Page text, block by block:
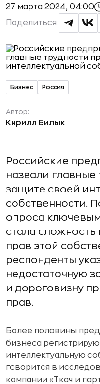
27 марта 2024, 04:00
Поделиться:
Бизнес Россия
Автор:
Кирилл Билык
Российские
назвали главные
защите своей
собственности.
опроса
стала
прав этой
респонденты
недостаточную
и дороговизну
прав.
Более половины
бизнеса
интеллектуальную
говорится в
компании «Ткач и